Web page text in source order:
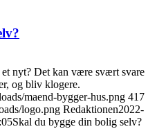
nyt? Det kan være svært svare
og bliv klogere.
maend-bygger-hus.png 417
logo.png Redaktionen2022-
Skal du bygge din bolig selv?